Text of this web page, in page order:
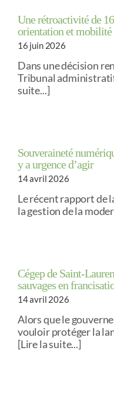
Une rétroactivité de
orientation et mobilité
16 juin 2026
Dans une décision
Tribunal
suite...]
Souveraineté
y a urgence d’agir
14 avril 2026
Le récent rapport de
la gestion de la
Cégep de Saint-
sauvages en
14 avril 2026
Alors que le
vouloir protéger la
[Lire la suite...]